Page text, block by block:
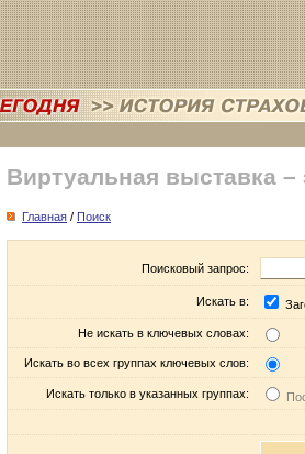
Виртуальная выставка –
Главная / Поиск
Поисковый запрос:
Искать в:
Не искать в ключевых словах:
Искать во всех группах ключевых слов:
Искать только в указанных группах: